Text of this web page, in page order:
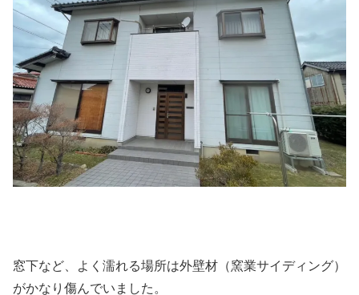
窓下など、よく濡れる場所は外壁材（窯業サイディング）
がかなり傷んでいました。